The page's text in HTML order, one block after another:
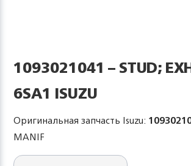
1093021041 – STUD;
6SA1 ISUZU
Оригинальная запчасть Isuzu:
MANIF